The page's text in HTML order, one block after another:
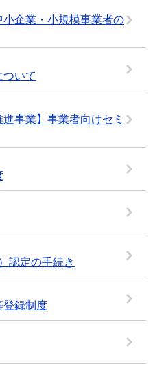
企業・小規模事業者の
いて
事業】事業者向けセミ
認定の手続き
登録制度